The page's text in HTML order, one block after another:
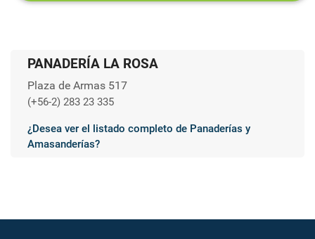
PANADERÍA LA ROSA
Plaza de Armas 517
(+56-2) 283 23 335
¿Desea ver el listado completo de Panaderías y
Amasanderías?